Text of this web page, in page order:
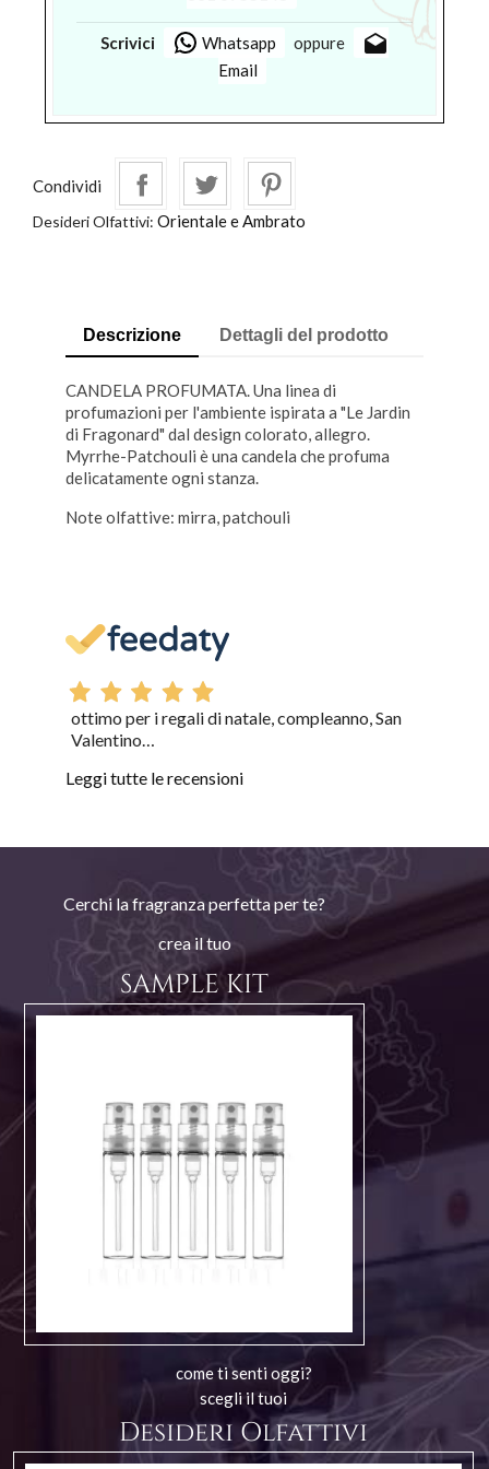
Scrivici Whatsapp oppure drafts
Email
Condividi
Desideri Olfattivi: Orientale e Ambrato
Descrizione Dettagli del prodotto
CANDELA PROFUMATA. Una linea di
profumazioni per l'ambiente ispirata a "Le Jardin
di Fragonard" dal design colorato, allegro.
Myrrhe-Patchouli è una candela che profuma
delicatamente ogni stanza.
Note olfattive: mirra, patchouli
ottimo per i regali di natale, compleanno, San
Valentino…
Leggi tutte le recensioni
Cerchi la fragranza perfetta per te?
crea il tuo
SAMPLE KIT
come ti senti oggi?
scegli il tuoi
Desideri Olfattivi